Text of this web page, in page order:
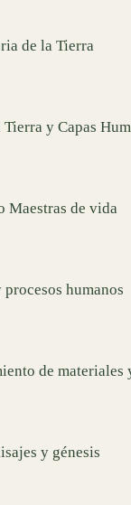
de la Tierra
Tierra y Capas
Maestras de vida
humanos
de materiales
y génesis